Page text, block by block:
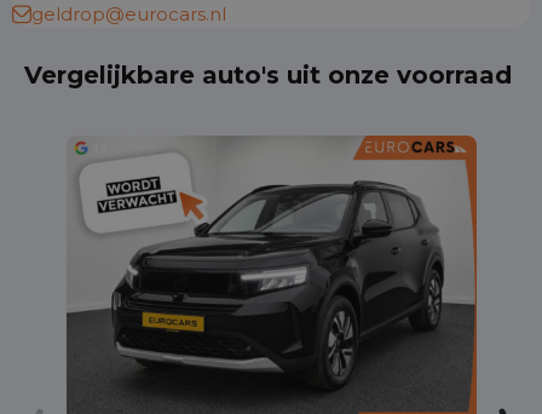
geldrop@eurocars.nl
Vergelijkbare auto's uit onze voorraad